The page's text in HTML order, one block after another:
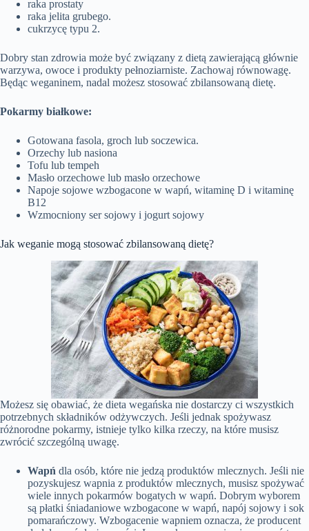
raka prostaty
raka jelita grubego.
cukrzycę typu 2.
Dobry stan zdrowia może być związany z dietą zawierającą głównie
warzywa, owoce i produkty pełnoziarniste. Zachowaj równowagę.
Będąc weganinem, nadal możesz stosować zbilansowaną dietę.
Pokarmy białkowe:
Gotowana fasola, groch lub soczewica.
Orzechy lub nasiona
Tofu lub tempeh
Masło orzechowe lub masło orzechowe
Napoje sojowe wzbogacone w wapń, witaminę D i witaminę
B12
Wzmocniony ser sojowy i jogurt sojowy
Jak weganie mogą stosować zbilansowaną dietę?
Możesz się obawiać, że dieta wegańska nie dostarczy ci wszystkich
potrzebnych składników odżywczych. Jeśli jednak spożywasz
różnorodne pokarmy, istnieje tylko kilka rzeczy, na które musisz
zwrócić szczególną uwagę.
Wapń dla osób, które nie jedzą produktów mlecznych. Jeśli nie
pozyskujesz wapnia z produktów mlecznych, musisz spożywać
wiele innych pokarmów bogatych w wapń. Dobrym wyborem
są płatki śniadaniowe wzbogacone w wapń, napój sojowy i sok
pomarańczowy. Wzbogacenie wapniem oznacza, że producent